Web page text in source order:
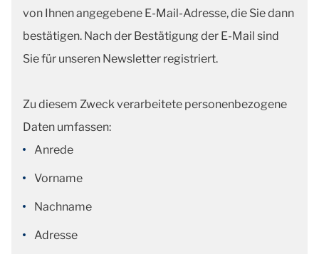
von Ihnen angegebene E-Mail-Adresse, die Sie dann
bestätigen. Nach der Bestätigung der E-Mail sind
Sie für unseren Newsletter registriert.
Zu diesem Zweck verarbeitete personenbezogene
Daten umfassen:
Anrede
Vorname
Nachname
Adresse